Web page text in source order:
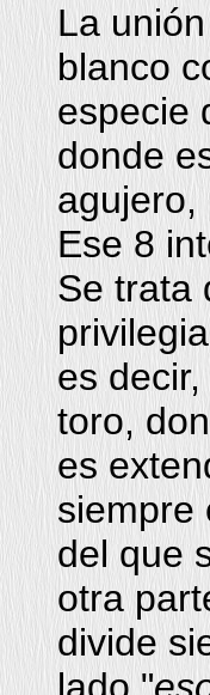
La
blanco
especie
donde
agujero,
Ese 8
Se trata
es
toro,
es
siempre
del que
otra
divide